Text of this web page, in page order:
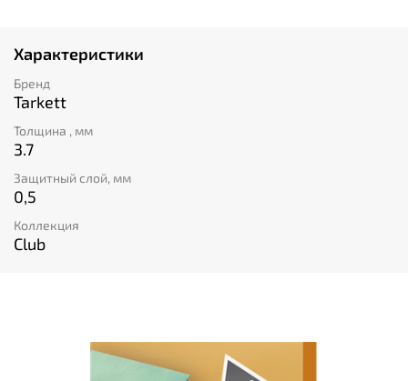
Выбирайте комфорт, надежность и элегантность
вместе с Tarkett!
Характеристики
Бренд
Tarkett
Толщина , мм
3.7
Защитный слой, мм
0,5
Коллекция
Club